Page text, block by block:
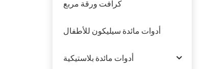
كرافت ورقة مربع
أدوات مائدة سيليكون للأطفال
أدوات مائدة بلاستيكية